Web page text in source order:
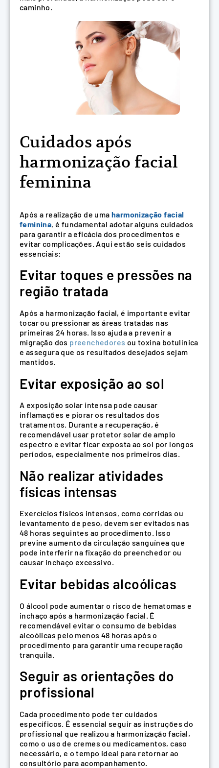
caminho.
Cuidados após
harmonização facial
feminina
Após a realização de uma harmonização facial
feminina, é fundamental adotar alguns cuidados
para garantir a eficácia dos procedimentos e
evitar complicações. Aqui estão seis cuidados
essenciais:
Evitar toques e pressões na
região tratada
Após a harmonização facial, é importante evitar
tocar ou pressionar as áreas tratadas nas
primeiras 24 horas. Isso ajuda a prevenir a
migração dos preenchedores ou toxina botulínica
e assegura que os resultados desejados sejam
mantidos.
Evitar exposição ao sol
A exposição solar intensa pode causar
inflamações e piorar os resultados dos
tratamentos. Durante a recuperação, é
recomendável usar protetor solar de amplo
espectro e evitar ficar exposta ao sol por longos
períodos, especialmente nos primeiros dias.
Não realizar atividades
físicas intensas
Exercícios físicos intensos, como corridas ou
levantamento de peso, devem ser evitados nas
48 horas seguintes ao procedimento. Isso
previne aumento da circulação sanguínea que
pode interferir na fixação do preenchedor ou
causar inchaço excessivo.
Evitar bebidas alcoólicas
O álcool pode aumentar o risco de hematomas e
inchaço após a harmonização facial. É
recomendável evitar o consumo de bebidas
alcoólicas pelo menos 48 horas após o
procedimento para garantir uma recuperação
tranquila.
Seguir as orientações do
profissional
Cada procedimento pode ter cuidados
específicos. É essencial seguir as instruções do
profissional que realizou a harmonização facial,
como o uso de cremes ou medicamentos, caso
necessário, e o tempo ideal para retornar ao
consultório para acompanhamento.